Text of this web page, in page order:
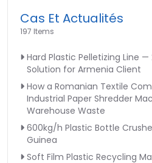
Cas Et Actualités
197 Items
Hard Plastic Pelletizing Line
Solution for Armenia Client
How a Romanian Textile
Industrial Paper Shredder
Warehouse Waste
600kg/h Plastic Bottle
Guinea
Soft Film Plastic Recycling